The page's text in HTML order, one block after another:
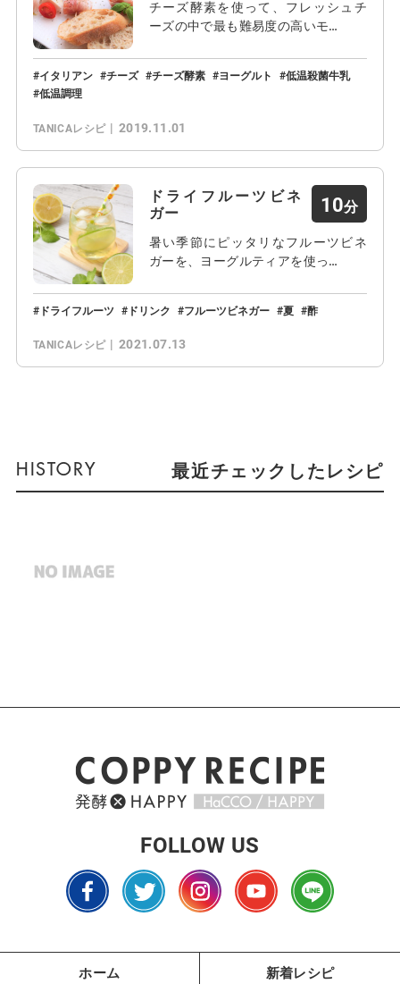
チーズ酵素を使って、フレッシュチ
ーズの中で最も難易度の高いモ…
イタリアン チーズ チーズ酵素 ヨーグルト
低温殺菌牛乳
低温調理
TANICAレシピ 2019.11.01
ドライフルーツビネ
ガー
10
暑い季節にピッタリなフルーツビネ
ガーを、ヨーグルティアを使っ…
ドライフルーツ ドリンク フルーツビネガー 夏 酢
TANICAレシピ 2021.07.13
最近チェックしたレシピ
FOLLOW US
ホーム 新着レシピ